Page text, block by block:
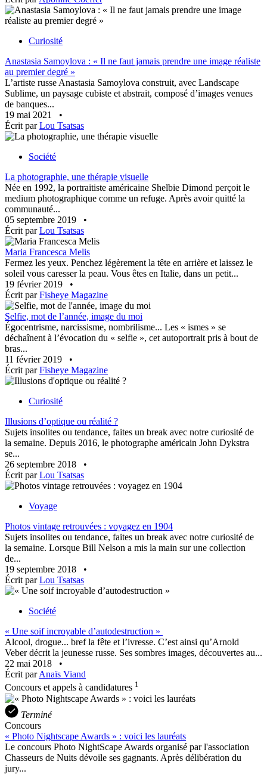
Curiosité
Anastasia Samoylova : « Il ne faut jamais prendre une image réaliste
au premier degré »
L’artiste russe Anastasia Samoylova construit, avec Landscape
Sublime, un paysage cubiste et abstrait, composé d’images venues
de banques...
19 mai 2021
•
Écrit parLou Tsatsas
Société
La photographie, une thérapie visuelle
Née en 1992, la portraitiste américaine Shelbie Dimond perçoit le
medium photographique comme un refuge. Après avoir quitté la
communauté...
05 septembre 2019
•
Écrit parLou Tsatsas
Maria Francesca Melis
Fermez les yeux. Penchez légèrement la tête en arrière et laissez le
soleil vous caresser la peau. Vous êtes en Italie, dans un petit...
19 février 2019
•
Écrit parFisheye Magazine
Selfie, mot de l’année, image du moi
Égocentrisme, narcissisme, nombrilisme... Les « ismes » se
déchaînent à l’évocation du « selfie », cet autoportrait pris à bout de
bras...
11 février 2019
•
Écrit parFisheye Magazine
Curiosité
Illusions d’optique ou réalité ?
Sujets insolites ou tendance, faites un break avec notre curiosité de
la semaine. Depuis 2016, le photographe américain John Dykstra
se...
26 septembre 2018
•
Écrit parLou Tsatsas
Voyage
Photos vintage retrouvées : voyagez en 1904
Sujets insolites ou tendance, faites un break avec notre curiosité de
la semaine. Lorsque Bill Nelson a mis la main sur une collection
de...
19 septembre 2018
•
Écrit parLou Tsatsas
Société
« Une soif incroyable d’autodestruction »
Alcool, drogue... bref la fête et l’ivresse. C’est ainsi qu’Arnold
Veber décrit la jeunesse russe. Ses sombres images, découvertes au...
22 mai 2018
•
Écrit parAnaïs Viand
Concours et appels à candidatures 1
Terminé
Concours
« Photo Nightscape Awards » : voici les lauréats
Le concours Photo NightScape Awards organisé par l'association
Chasseurs de Nuits dévoile ses gagnants. Après délibération du
jury...